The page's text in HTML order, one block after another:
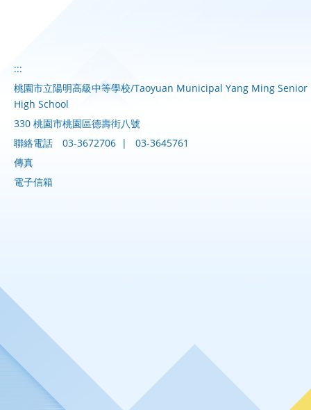
:::
桃園市立陽明高級中等學校/Taoyuan Municipal Yang Ming Senior
High School
330 桃園市桃園區德壽街八號
聯絡電話
03-3672706 |
03-3645761
傳真
電子信箱